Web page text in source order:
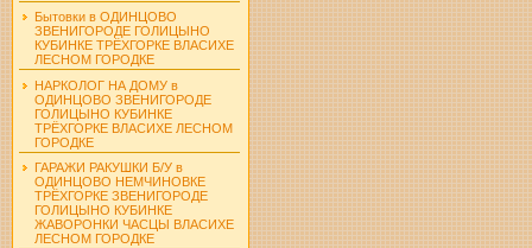
Бытовки в ОДИНЦОВО
ЗВЕНИГОРОДЕ ГОЛИЦЫНО
КУБИНКЕ ТРЁХГОРКЕ ВЛАСИХЕ
ЛЕСНОМ ГОРОДКЕ
НАРКОЛОГ НА ДОМУ в
ОДИНЦОВО ЗВЕНИГОРОДЕ
ГОЛИЦЫНО КУБИНКЕ
ТРЁХГОРКЕ ВЛАСИХЕ ЛЕСНОМ
ГОРОДКЕ
ГАРАЖИ РАКУШКИ Б/У в
ОДИНЦОВО НЕМЧИНОВКЕ
ТРЁХГОРКЕ ЗВЕНИГОРОДЕ
ГОЛИЦЫНО КУБИНКЕ
ЖАВОРОНКИ ЧАСЦЫ ВЛАСИХЕ
ЛЕСНОМ ГОРОДКЕ